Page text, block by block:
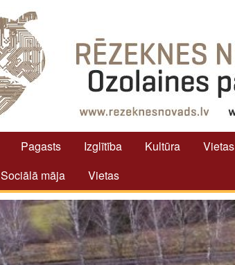
Pagasts Izglītība Kultūra Vietas
Sociālā māja Vietas